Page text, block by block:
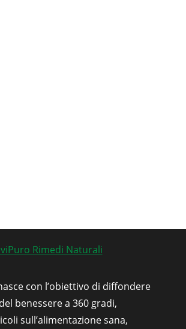
con l’obiettivo di diffondere
benessere a 360 gradi,
sull’alimentazione sana,